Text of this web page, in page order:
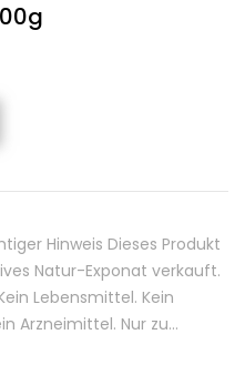
Hinweis Dieses Produkt
Natur-Exponat verkauft.
Lebensmittel. Kein
Arzneimittel. Nur zu…